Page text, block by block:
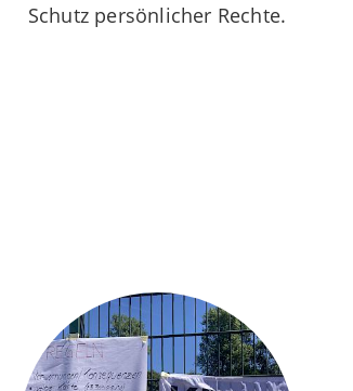
Schutz persönlicher Rechte.